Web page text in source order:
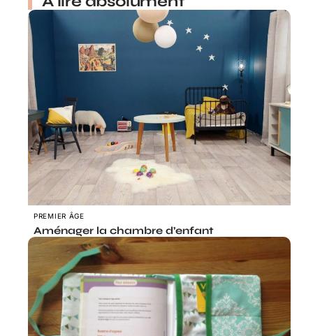
PREMIER ÂGE
Aménager la chambre d’enfant